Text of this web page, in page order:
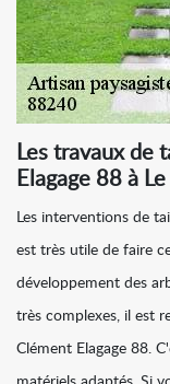
Les travaux de
Elagage 88 à
Les interventions de
est très utile de faire
développement des
très complexes, il est
Clément Elagage 88.